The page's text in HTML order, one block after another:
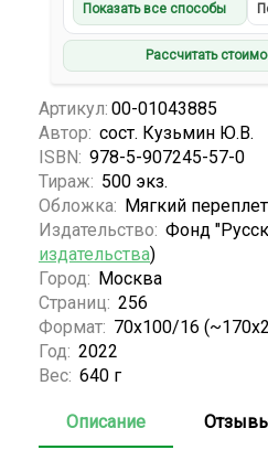
Показать все способы
Рассчитать
Артикул: 00-01043885
Автор: сост. Кузьмин Ю.В.
ISBN: 978-5-907245-57-0
Тираж: 500 экз.
Обложка: Мягкий переплет
Издательство: Фонд
издательства)
Город: Москва
Страниц: 256
Формат: 70x100/16
Год: 2022
Вес: 640 г
Описание